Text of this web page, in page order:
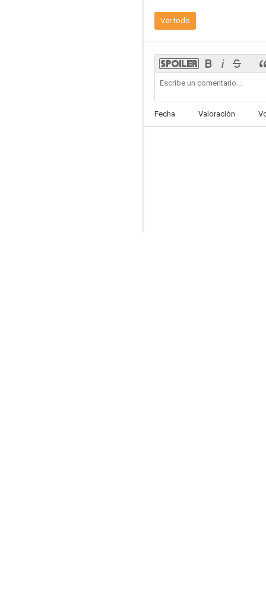
Ver todo
Fecha Valoración